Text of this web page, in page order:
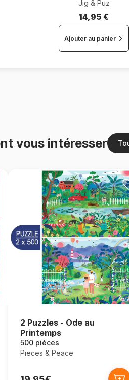
Jig & Puz
14,95 €
Ajouter au panier
vous intéresser
2 Puzzles - Ode au
Printemps
500 pièces
Pieces & Peace